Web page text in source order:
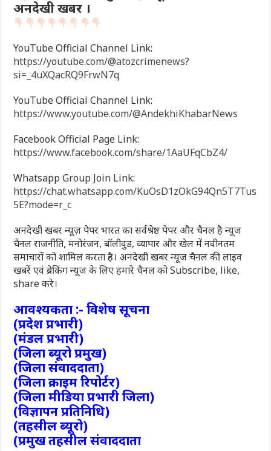
अनदेखी खबर ।
YouTube Official Channel Link:
https://youtube.com/@atozcrimenews?
si=_4uXQacRQ9FrwN7q
YouTube Official Channel Link:
https://www.youtube.com/@AndekhiKhabarNews
Facebook Official Page Link:
https://www.facebook.com/share/1AaUFqCbZ4/
Whatsapp Group Join Link:
https://chat.whatsapp.com/KuOsD1zOkG94Qn5T7Tus
5E?mode=r_c
अनदेखी खबर न्यूज़ पेपर भारत का सर्वश्रेष्ठ पेपर और चैनल है न्यूज
चैनल राजनीति, मनोरंजन, बॉलीवुड, व्यापार और खेल में नवीनतम
समाचारों को शामिल करता है। अनदेखी खबर न्यूज चैनल की लाइव
खबरें एवं ब्रेकिंग न्यूज के लिए हमारे चैनल को Subscribe, like,
share करे।
आवश्यकता :- विशेष सूचना
(प्रदेश प्रभारी)
(मंडल प्रभारी)
(जिला ब्यूरो प्रमुख)
(जिला संवाददाता)
(जिला क्राइम रिपोर्टर)
(जिला मीडिया प्रभारी जिला)
(विज्ञापन प्रतिनिधि)
(तहसील ब्यूरो)
(प्रमुख तहसील संवाददाता